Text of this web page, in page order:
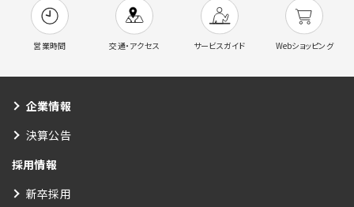
営業時間 交通・アクセス サービスガイド Webショッピング
企業情報
決算公告
採用情報
新卒採用